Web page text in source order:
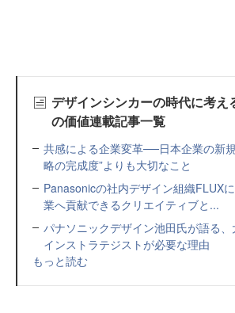
デザインシンカーの時代に考え
の価値連載記事一覧
共感による企業変革──日本企業の新
略の完成度”よりも大切なこと
Panasonicの社内デザイン組織FLUX
業へ貢献できるクリエイティブと...
パナソニックデザイン池田氏が語る
インストラテジストが必要な理由
もっと読む